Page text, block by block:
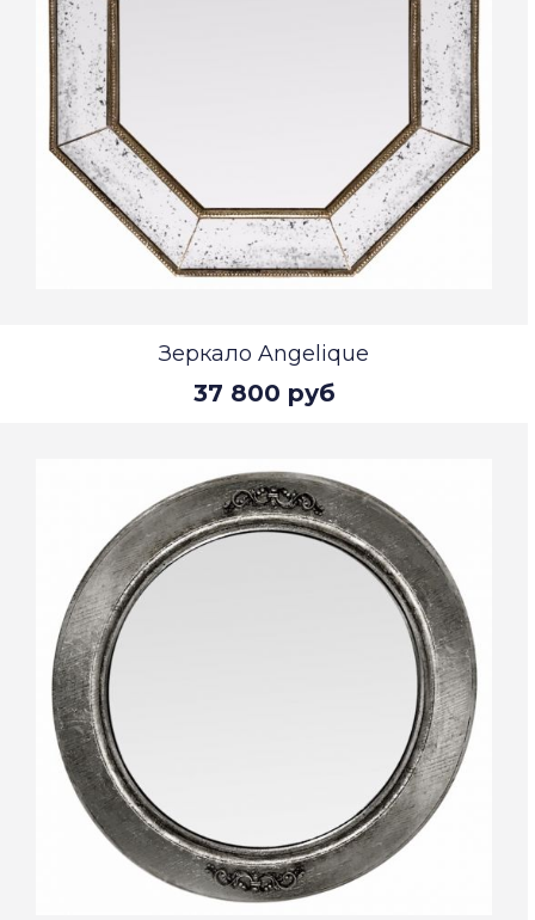
Зеркало Angelique
37 800 руб